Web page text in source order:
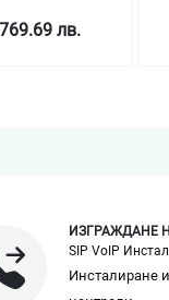
лв.
ИЗГРАЖДАНЕ
SIP VoIP
Инсталиране